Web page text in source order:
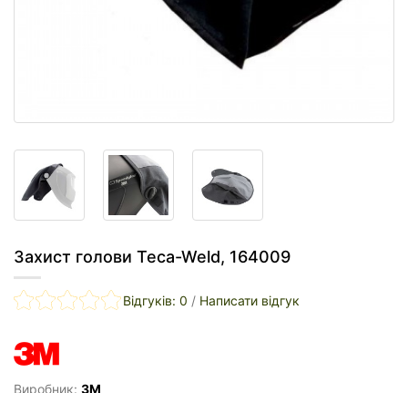
Захист голови Teca-Weld, 164009
Відгуків: 0 / Написати відгук
Виробник: 3M